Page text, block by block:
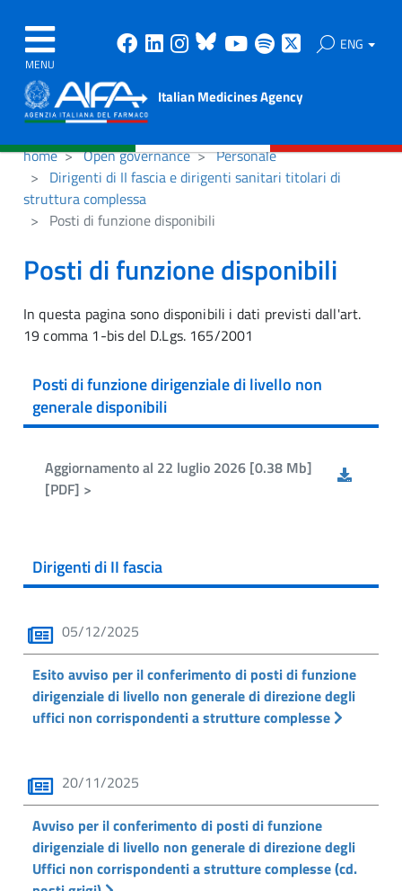
MENU
Facebook
Linkedin
Instagram
Bluesky
Youtube
Spotify ENG
Italian Medicines Agency
home Open governance
Personale
Dirigenti di II fascia e dirigenti sanitari titolari di
struttura complessa
Posti di funzione disponibili
Posti di funzione disponibili
In questa pagina sono disponibili i dati previsti dall'art.
19 comma 1-bis del D.Lgs. 165/2001
Posti di funzione dirigenziale di livello non
generale disponibili
Aggiornamento al 22 luglio 2026 [0.38 Mb]
[PDF] >
Dirigenti di II fascia
05/12/2025
Esito avviso per il conferimento di posti di funzione
dirigenziale di livello non generale di direzione degli
uffici non corrispondenti a strutture complesse
20/11/2025
Avviso per il conferimento di posti di funzione
dirigenziale di livello non generale di direzione degli
Uffici non corrispondenti a strutture complesse (cd.